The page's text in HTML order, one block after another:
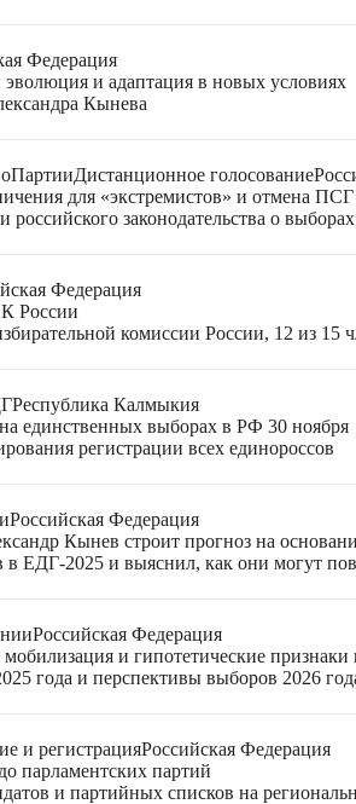
Федерация
эволюция и адаптация в новых условиях
Кынева
ПартииДистанционное голосование
для «экстремистов» и отмена ПСГ
законодательства о
Федерация
России
комиссии России, 12 из
Республика Калмыкия
единственных выборах в РФ 30 ноября
регистрации всех единороссов
Российская Федерация
Кынев строит прогноз на
ЕДГ-2025 и выяснил, как они могут
Российская Федерация
и гипотетические
года и перспективы выборов 2026
и регистрацияРоссийская Федерация
парламентских партий
и партийных списков на